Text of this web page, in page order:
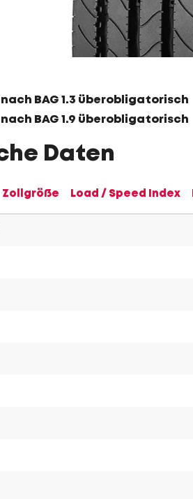
BAG 1.3 überobligatorisch
BAG 1.9 überobligatorisch
Daten
Zollgröße Load / Speed Index